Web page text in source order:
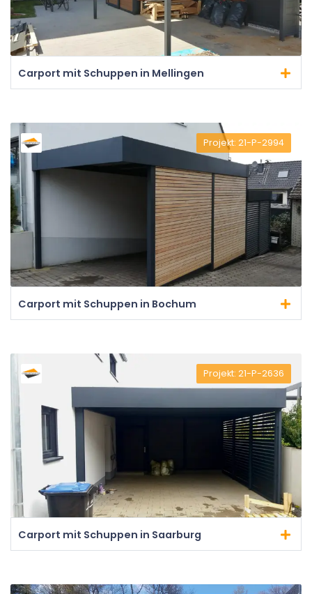
Carport mit Schuppen in Mellingen
Projekt: 21-P-2994
Carport mit Schuppen in Bochum
Projekt: 21-P-2636
Carport mit Schuppen in Saarburg